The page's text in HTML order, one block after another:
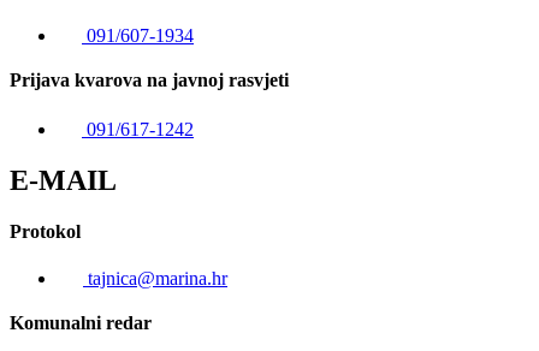
091/607-1934
Prijava kvarova na javnoj rasvjeti
091/617-1242
E-MAIL
Protokol
tajnica@marina.hr
Komunalni redar